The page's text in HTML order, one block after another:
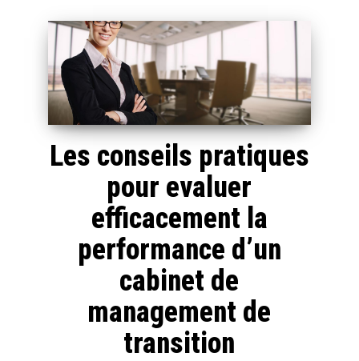
Les conseils pratiques
pour evaluer
efficacement la
performance d’un
cabinet de
management de
transition